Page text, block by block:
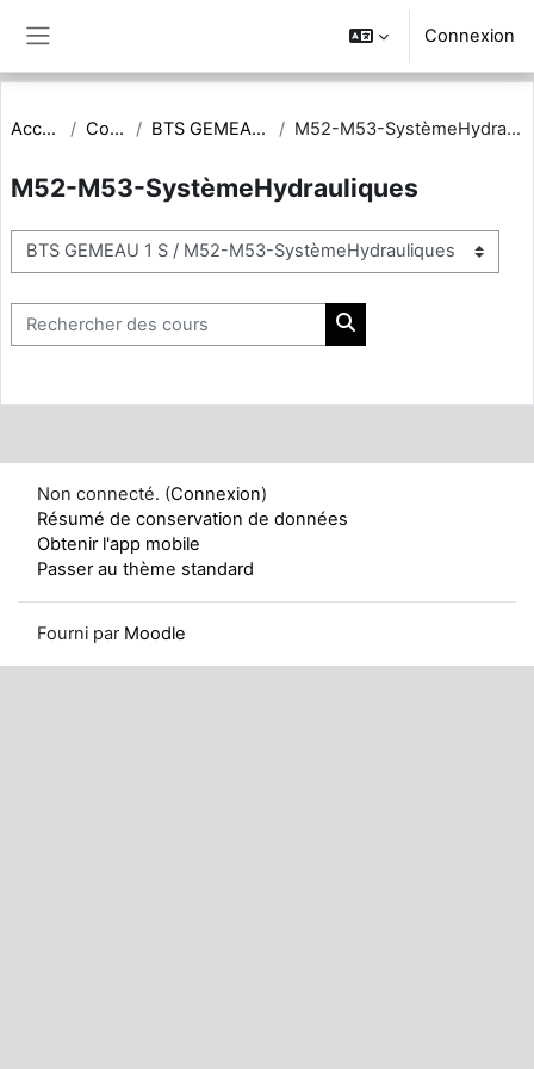
Connexion
Accueil Cours BTS GEMEAU 1 S M52-M53-SystèmeHydrauliques
M52-M53-SystèmeHydrauliques
Catégories de cours
Rechercher des cours
Rechercher des cours
Non connecté. (Connexion)
Résumé de conservation de données
Obtenir l'app mobile
Passer au thème standard
Fourni par Moodle